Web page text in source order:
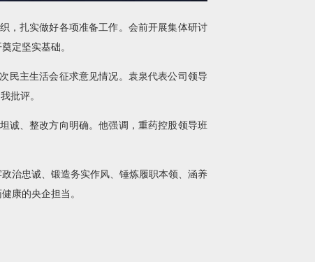
，扎实做好各项准备工作。会前开展集体研讨
定坚实基础。
民主生活会征求意见情况。袁泉代表公司领导
批评。
诚、整改方向明确。他强调，重药控股领导班
治忠诚、锻造务实作风、锤炼履职本领、涵养
康的央企担当。